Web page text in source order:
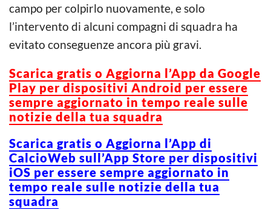
campo per colpirlo nuovamente, e solo
l’intervento di alcuni compagni di squadra ha
evitato conseguenze ancora più gravi.
Scarica gratis o Aggiorna l’App da Google
Play per dispositivi Android per essere
sempre aggiornato in tempo reale sulle
notizie della tua squadra
Scarica gratis o Aggiorna l’App di
CalcioWeb sull’App Store per dispositivi
iOS per essere sempre aggiornato in
tempo reale sulle notizie della tua
squadra